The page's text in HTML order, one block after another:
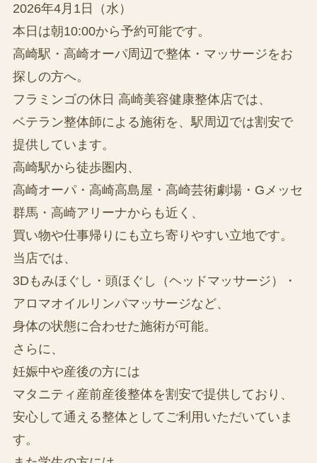
2026年4月1日（水）
本日は朝10:00から予約可能です。
高崎駅・高崎オーパ周辺で整体・マッサージをお
探しの方へ。
フラミンゴの休日 高崎美容健康整体店では、
ベテラン整体師による施術を、駅周辺では割安で
提供しています。
高崎駅から徒歩圏内、
高崎オーパ・高崎高島屋・高崎芸術劇場・Gメッセ
群馬・高崎アリーナからも近く、
買い物や仕事帰りにも立ち寄りやすい立地です。
当店では、
3Dもみほぐし・頭ほぐし（ヘッドマッサージ）・
アロマオイルリンパマッサージなど、
身体の状態に合わせた施術が可能。
さらに、
妊娠中や産後の方には
マタニティ産前産後整体を割安で提供しており、
安心して通える整体としてご利用いただいていま
す。